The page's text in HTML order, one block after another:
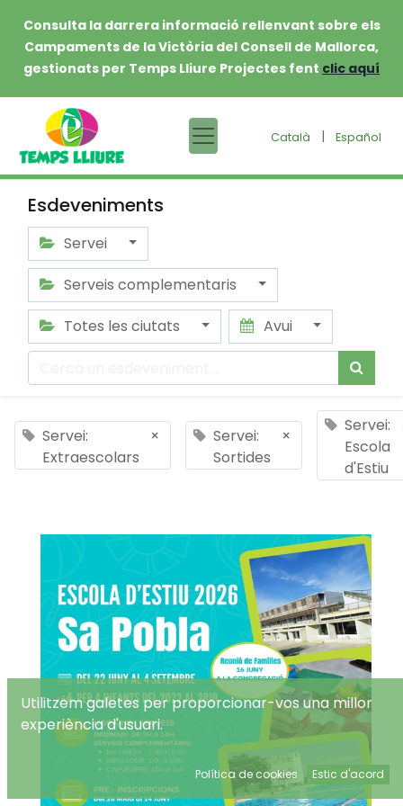
Consulta la darrera informació rellenvant sobre els
Campaments de la Victòria del Consell de Mallorca,
gestionats per Temps Lliure Projectes fent clic aquí
Català | Español
Esdeveniments
Servei
Serveis complementaris
Totes les ciutats
Avui
Servei:
Extraescolars
×
Servei:
Sortides
×
Servei:
Escola
d'Estiu
Utilitzem galetes per proporcionar-vos una millor
experiència d'usuari.
Política de cookies Estic d'acord